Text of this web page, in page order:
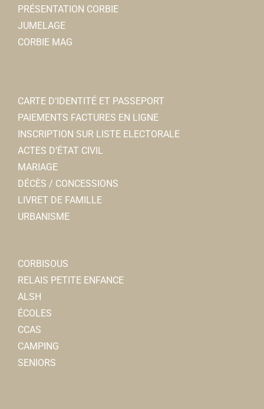
PRÉSENTATION CORBIE
JUMELAGE
CORBIE MAG
CARTE D’IDENTITÉ ET PASSEPORT
PAIEMENTS FACTURES EN LIGNE
INSCRIPTION SUR LISTE ELECTORALE
ACTES D’ÉTAT CIVIL
MARIAGE
DÉCÈS / CONCESSIONS
LIVRET DE FAMILLE
URBANISME
CORBISOUS
RELAIS PETITE ENFANCE
ALSH
ÉCOLES
CCAS
CAMPING
SENIORS